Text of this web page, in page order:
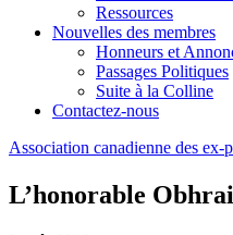
Ressources
Nouvelles des membres
Honneurs et
Passages Politiques
Suite à la Colline
Contactez-nous
Association canadienne des ex-
L’honorable